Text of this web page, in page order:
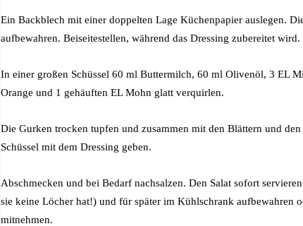
Ein Backblech mit einer doppelten Lage Küchenpapier auslegen.
aufbewahren. Beiseitestellen, während das Dressing zubereitet wird.
In einer großen Schüssel 60 ml Buttermilch, 60 ml Olivenöl, 3 EL
Orange und 1 gehäuften EL Mohn glatt verquirlen.
Die Gurken trocken tupfen und zusammen mit den Blättern und
Schüssel mit dem Dressing geben.
Abschmecken und bei Bedarf nachsalzen. Den Salat sofort
sie keine Löcher hat!) und für später im Kühlschrank aufbewahren
mitnehmen.